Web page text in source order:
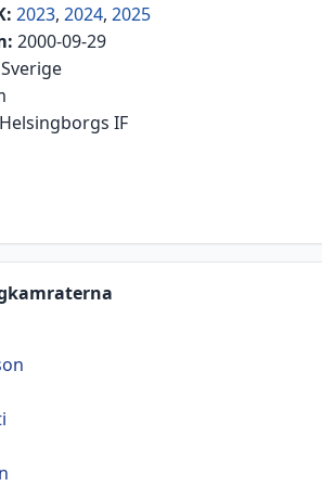
2023, 2024, 2025
2000-09-29
Sverige
Helsingborgs IF